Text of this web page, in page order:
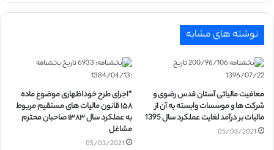
نوشته های مشابه
معافیت مالیاتی آستان قدس رضوی و
شرکت ها و موسسات وابسته به آن از
مالیات بر درآمد لغایت عملکرد سال 1395
05/03/2021
*اجرای طرح خوداظهاری موضوع ماده
۱۵۸ قانون مالیات های مستقیم مربوط
به عملکرد سال ۱۳۸۳ صاحبان محترم
مشاغل
05/03/2021